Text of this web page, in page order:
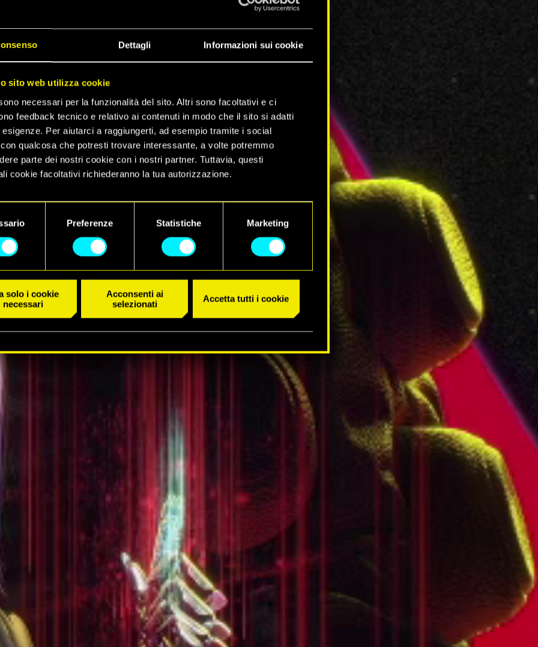
Dettagli Informazioni sui cookie
sito web utilizza cookie
necessari per la funzionalità del sito. Altri sono facoltativi e ci
feedback tecnico e relativo ai contenuti in modo che il sito si adatti
esigenze. Per aiutarci a raggiungerti, ad esempio tramite i social
qualcosa che potresti trovare interessante, a volte potremmo
parte dei nostri cookie con i nostri partner. Tuttavia, questi
cookie facoltativi richiederanno la tua autorizzazione.
su come utilizziamo i cookie e su come impostare le tue
Preferenze Statistiche Marketing
solo i cookie
necessari
Acconsenti ai
selezionati
Accetta tutti i cookie
DI
2077